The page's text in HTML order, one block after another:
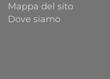
Mappa del sito
Dove siamo